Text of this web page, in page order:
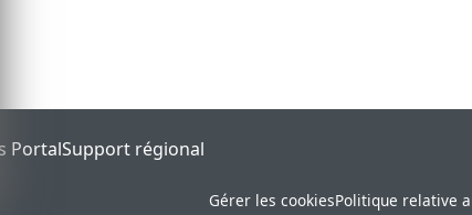
PortalSupport régional
Gérer les cookiesPolitique relative